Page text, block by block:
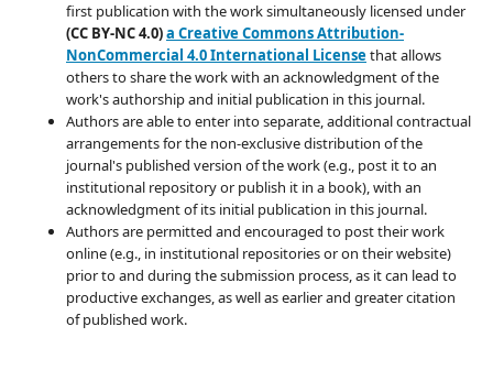
first publication with the work simultaneously licensed under
(CC BY-NC 4.0)a Creative Commons Attribution-
NonCommercial 4.0 International Licensethat allows
others to share the work with an acknowledgment of the
work's authorship and initial publication in this journal.
Authors are able to enter into separate, additional contractual
arrangements for the non-exclusive distribution of the
journal's published version of the work (e.g., post it to an
institutional repository or publish it in a book), with an
acknowledgment of its initial publication in this journal.
Authors are permitted and encouraged to post their work
online (e.g., in institutional repositories or on their website)
prior to and during the submission process, as it can lead to
productive exchanges, as well as earlier and greater citation
of published work.